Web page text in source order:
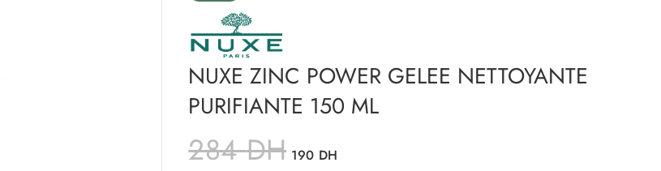
NUXE ZINC POWER GELEE NETTOYANTE
PURIFIANTE 150 ML
284DH 190 DH